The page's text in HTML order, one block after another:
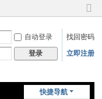
切
到
窄
自动登录
找回密码
登录 立即注册
快捷导航